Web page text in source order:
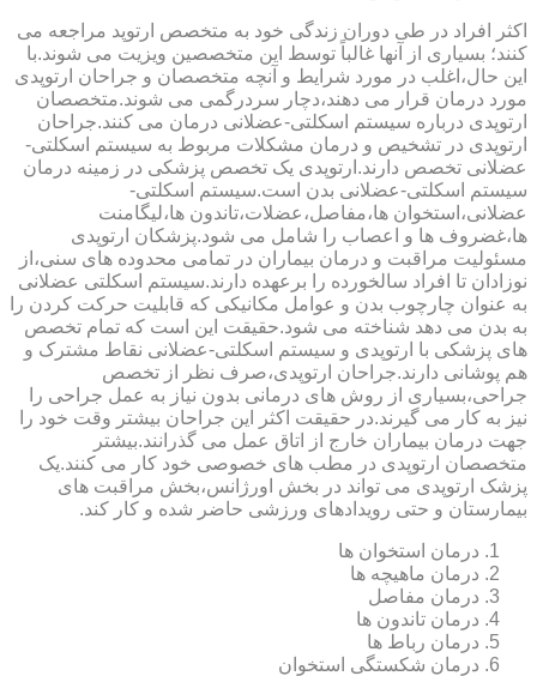
اکثر افراد در طی دوران زندگی خود به متخصص ارتوپد مراجعه می
کنند؛ بسیاری از آنها غالباً توسط این متخصصین ویزیت می شوند.با
این حال،اغلب در مورد شرایط و آنچه متخصصان و جراحان ارتوپدی
مورد درمان قرار می دهند،دچار سردرگمی می شوند.متخصصان
ارتوپدی درباره سیستم اسکلتی-عضلانی درمان می کنند.جراحان
ارتوپدی در تشخیص و درمان مشکلات مربوط به سیستم اسکلتی-
عضلانی تخصص دارند.ارتوپدی یک تخصص پزشکی در زمینه درمان
سیستم اسکلتی-عضلانی بدن است.سیستم اسکلتی-
عضلانی،استخوان ها،مفاصل،عضلات،تاندون ها،لیگامنت
ها،غضروف ها و اعصاب را شامل می شود.پزشکان ارتوپدی
مسئولیت مراقبت و درمان بیماران در تمامی محدوده های سنی،از
نوزادان تا افراد سالخورده را برعهده دارند.سیستم اسکلتی عضلانی
به عنوان چارچوب بدن و عوامل مکانیکی که قابلیت حرکت کردن را
به بدن می دهد شناخته می شود.حقیقت این است که تمام تخصص
های پزشکی با ارتوپدی و سیستم اسکلتی-عضلانی نقاط مشترک و
هم پوشانی دارند.جراحان ارتوپدی،صرف نظر از تخصص
جراحی،بسیاری از روش های درمانی بدون نیاز به عمل جراحی را
نیز به کار می گیرند.در حقیقت اکثر این جراحان بیشتر وقت خود را
جهت درمان بیماران خارج از اتاق عمل می گذرانند.بیشتر
متخصصان ارتوپدی در مطب های خصوصی خود کار می کنند.یک
پزشک ارتوپدی می تواند در بخش اورژانس،بخش مراقبت های
بیمارستان و حتی رویدادهای ورزشی حاضر شده و کار کند.
درمان استخوان ها
درمان ماهیچه ها
درمان مفاصل
درمان تاندون ها
درمان رباط ها
درمان شکستگی استخوان